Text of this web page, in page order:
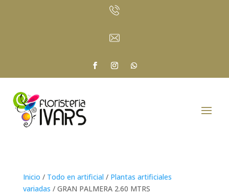
Inicio / Todo en artificial / Plantas artificiales
variadas / GRAN PALMERA 2.60 MTRS